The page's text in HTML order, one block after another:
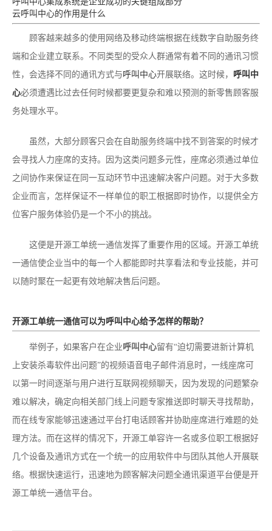
云呼叫中心的作用是什么
顾客越来越多的使用网络及移动终端根据在线数字自助服务终
端和企业建立联系。不同类型的受众人群通常有着不同的通讯习惯
性，会选择不同的通讯方式与 呼叫中心开展联络。这时候，
呼叫中
心必须遭遇比过去任何时候都要更复杂和难以预测的新零售顾客服
务处理水平。
虽然，大部分顾客只会在自助服务终端中找不到答案的时候才
会寻找人力座席的支持。因为这类问题多元性，座席必须通过单位
之间协作来保证在同一互动环节中迅速解决客户问题。对于大多数
企业而言，怎样保证不一样单位的职工根据即时协作，以提供全方
位客户服务体验仍是一个不小的挑战。
这便是开源工单统一通信发挥了重要作用的区域。开源工单统
一通信使企业当中的每一个人都能即时共享看法和专业技能，并可
以随时聚在一起更有效地解决售后问题。
开源工单统一通信可以为呼叫中心给予怎样的帮助？
举例子，如果客户在企业 呼叫中心留有“迫切需要进新计算机
上安装杀毒软件出问题”的视频语音电子邮件消息时，一线座席可
以第一时间逐渐与用户进行互联网视频聊天，因为发现的问题繁杂
难以解决，确定向相关部门线上问题专家推送即时聊天寻找帮助，
而在线专家能够迅速通过平台打电话顾客并协助座席进行难题的处
理方法。而在这样的情况下，开源工单容许一名或多位职工根据好
几个设备及通讯方式在一个统一的应用软件中与团队其他人开展联
络。根据快速运行，迅速地为顾客解决问题全通讯渠道平台便是开
源工单统一通信平台。